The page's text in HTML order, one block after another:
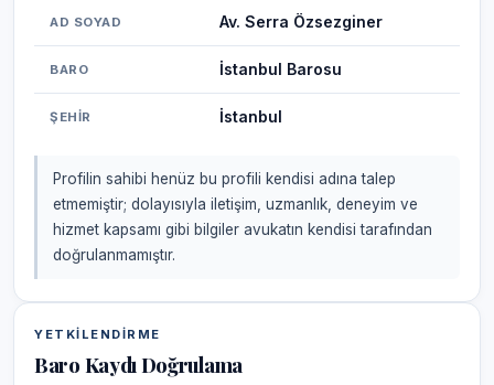
AD SOYAD Av. Serra Özsezginer
BARO İstanbul Barosu
ŞEHIR İstanbul
Profilin sahibi henüz bu profili kendisi adına talep
etmemiştir; dolayısıyla iletişim, uzmanlık, deneyim ve
hizmet kapsamı gibi bilgiler avukatın kendisi tarafından
doğrulanmamıştır.
YETKILENDIRME
Baro Kaydı Doğrulama